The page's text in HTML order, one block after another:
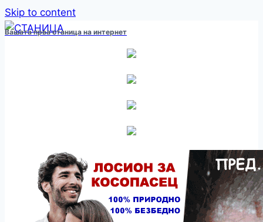
Skip to content
Вашата прва станица на интернет